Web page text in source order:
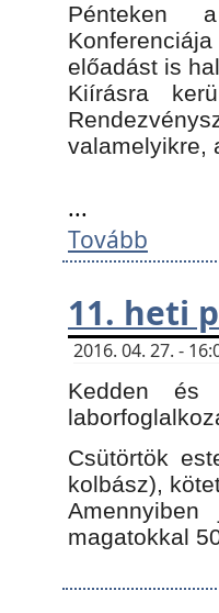
Pénteken
előadást is
Kiírásra
valamelyikre,
...
Tovább
11. heti
2016. 04. 27. -
Kedden és
Csütörtök
kolbász),
Amennyiben
magatokkal